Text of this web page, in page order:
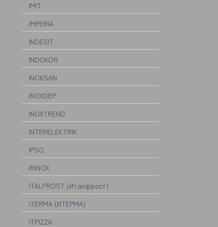
IMIT
IMPERIA
INDESIT
INDOKOR
INOKSAN
INOXDEP
INOXTREND
INTERELEKTRIK
IPSO
IRINOX
ITALFROST (Италфрост)
ITERMA (ИТЕРМА)
ITPIZZA